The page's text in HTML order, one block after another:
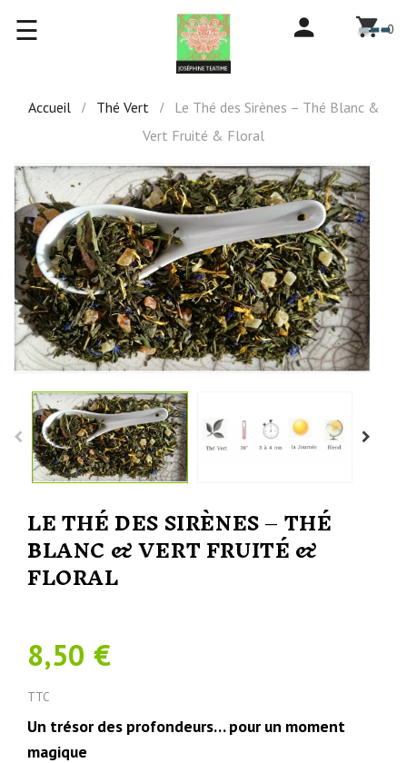
Basculer
☰ -0
Accueil Thé Vert
Le Thé des Sirènes – Thé Blanc &
Vert Fruité & Floral
LE THÉ DES SIRÈNES – THÉ
BLANC & VERT FRUITÉ &
FLORAL
8,50 €
TTC
Un trésor des profondeurs… pour un moment
magique